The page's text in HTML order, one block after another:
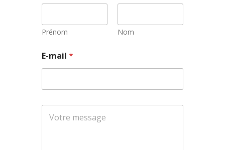
Prénom Nom
*
N
m
E-mail*